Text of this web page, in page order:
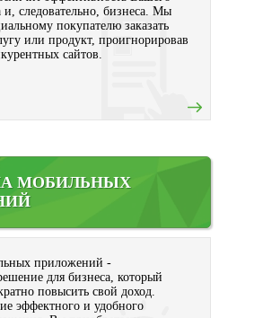
и, следовательно, бизнеса. Мы
покупателю заказать
или продукт, проигнорировав
сайтов.
МОБИЛЬНЫХ
приложений -
для бизнеса, который
повысить свой доход.
эффектного и удобного